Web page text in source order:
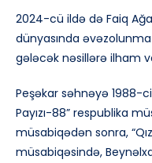
2024-cü ildə də Faiq
dünyasında
gələcək nəsillərə ilham
Peşəkar səhnəyə 1988-
Payızı-88” respublika
müsabiqədən sonra,
müsabiqəsində,